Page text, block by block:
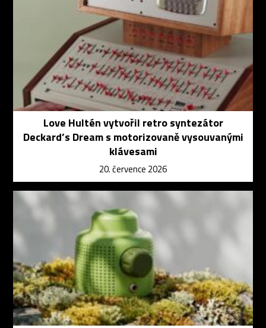
Love Hultén vytvořil retro syntezátor
Deckard’s Dream s motorizovaně vysouvanými
klávesami
20. července 2026